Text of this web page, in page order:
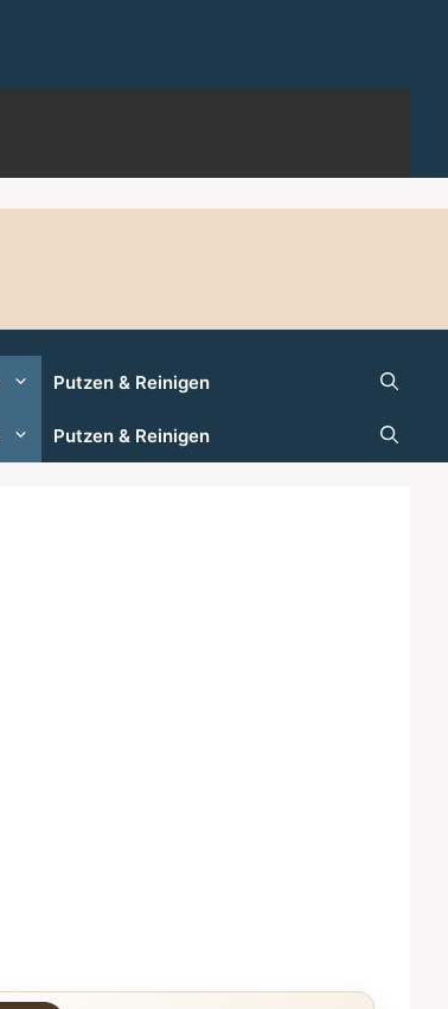
Putzen & Reinigen
Putzen & Reinigen